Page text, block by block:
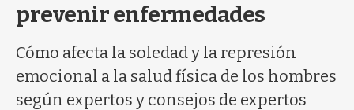
prevenir enfermedades
Cómo afecta la soledad y la represión
emocional a la salud física de los hombres
según expertos y consejos de expertos